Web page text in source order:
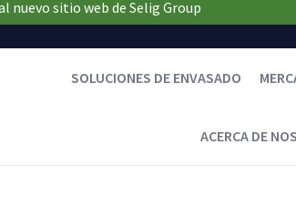
nuevo sitio web de Selig Group
SOLUCIONES DE ENVASADO
ACERCA DE